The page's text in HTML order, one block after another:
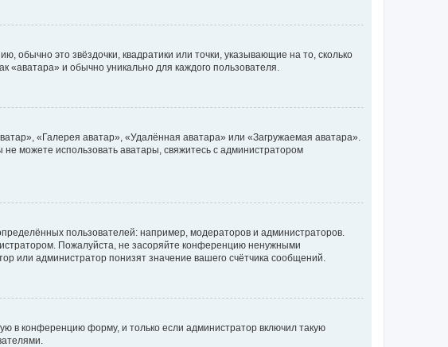
обычно это звёздочки, квадратики или точки, указывающие на то, сколько
и обычно уникально для каждого пользователя.
«Галерея аватар», «Удалённая аватара» или «Загружаемая аватара».
можете использовать аватары, свяжитесь с администратором
пользователей: например, модераторов и администраторов.
Пожалуйста, не засоряйте конференцию ненужными
или администратор понизят значение вашего счётчика сообщений.
в конференцию форму, и только если администратор включил такую